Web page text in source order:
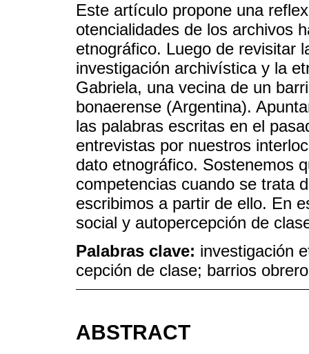
Este artículo propone una
otencialidades de los archivos
etnográfico. Luego de revisitar
investigación a­rchivística y la
Gabriela, una vecina de un
bonaerense (Argentina).
las palabras escritas en el
entrevistas por nuestros
dato etnográfico. Sostenemos
competencias cuando se trata
escribimos a partir de ello. En
social y autopercepción de
Palabras clave: investigación
cepción de clase; barrios
ABSTRACT